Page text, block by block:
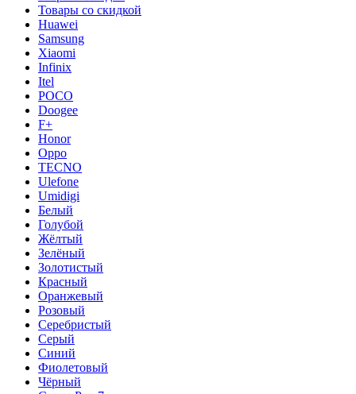
Товары со скидкой
Huawei
Samsung
Xiaomi
Infinix
Itel
POCO
Doogee
F+
Honor
Oppo
TECNO
Ulefone
Umidigi
Белый
Голубой
Жёлтый
Зелёный
Золотистый
Красный
Оранжевый
Розовый
Серебристый
Серый
Синий
Фиолетовый
Чёрный